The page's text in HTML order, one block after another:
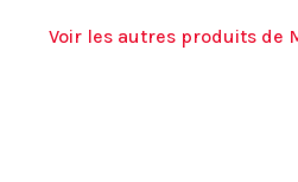
Voir les autres produits de